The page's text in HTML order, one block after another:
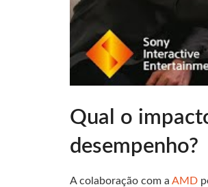
Qual o
desempenho?
A colaboração com a AMD